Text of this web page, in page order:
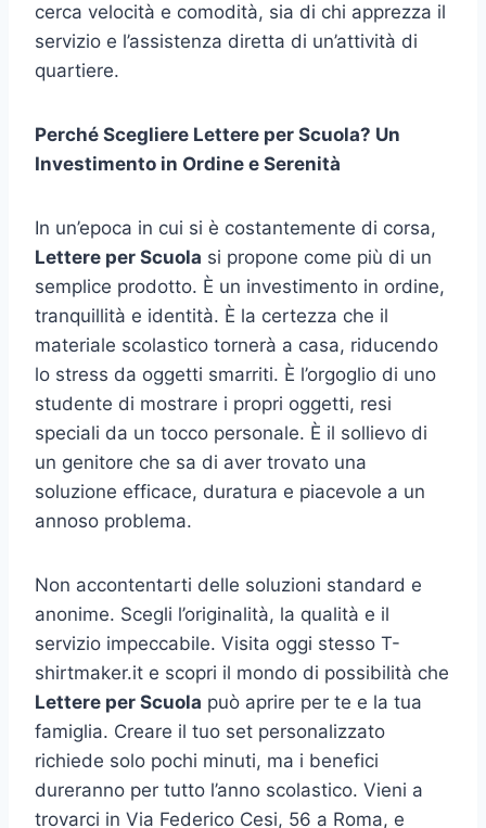
cerca velocità e comodità, sia di chi apprezza il
servizio e l’assistenza diretta di un’attività di
quartiere.
Perché Scegliere Lettere per Scuola? Un
Investimento in Ordine e Serenità
In un’epoca in cui si è costantemente di corsa,
Lettere per Scuola si propone come più di un
semplice prodotto. È un investimento in ordine,
tranquillità e identità. È la certezza che il
materiale scolastico tornerà a casa, riducendo
lo stress da oggetti smarriti. È l’orgoglio di uno
studente di mostrare i propri oggetti, resi
speciali da un tocco personale. È il sollievo di
un genitore che sa di aver trovato una
soluzione efficace, duratura e piacevole a un
annoso problema.
Non accontentarti delle soluzioni standard e
anonime. Scegli l’originalità, la qualità e il
servizio impeccabile. Visita oggi stesso T-
shirtmaker.it e scopri il mondo di possibilità che
Lettere per Scuola può aprire per te e la tua
famiglia. Creare il tuo set personalizzato
richiede solo pochi minuti, ma i benefici
dureranno per tutto l’anno scolastico. Vieni a
trovarci in Via Federico Cesi, 56 a Roma, e